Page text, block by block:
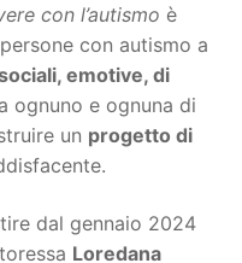
con l’autismo è
con autismo a
emotive, di
ognuno e ognuna di
un progetto di
dal gennaio 2024
Loredana